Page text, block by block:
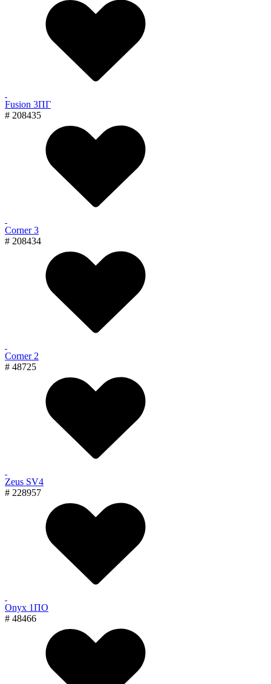
Fusion 3ПГ
# 208435
Corner 3
# 208434
Corner 2
# 48725
Zeus SV4
# 228957
Onyx 1ПО
# 48466